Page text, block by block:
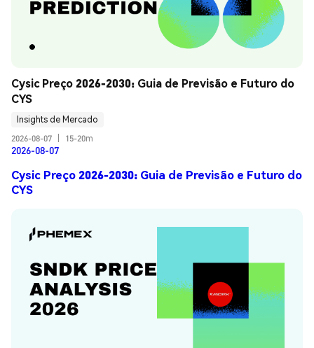
Cysic Preço 2026-2030: Guia de Previsão e Futuro do
CYS
Insights de Mercado
2026-08-07
15-20m
2026-08-07
Cysic Preço 2026-2030: Guia de Previsão e Futuro do
CYS